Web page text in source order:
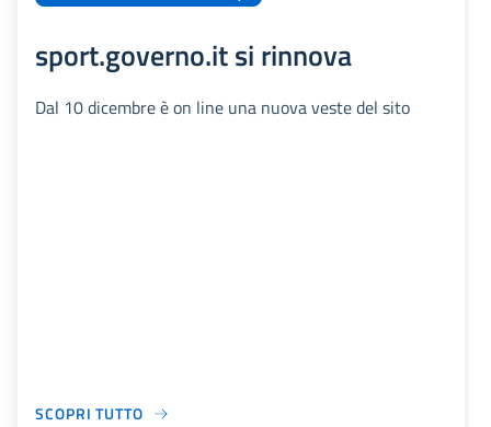
sport.governo.it si rinnova
Dal 10 dicembre è on line una nuova veste del sito
SCOPRI TUTTO